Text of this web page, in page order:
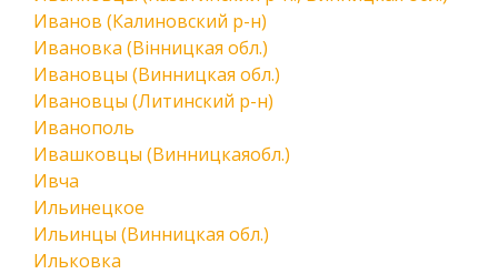
Иванов (Калиновский р-н)
Ивановка (Вінницкая обл.)
Ивановцы (Винницкая обл.)
Ивановцы (Литинский р-н)
Иванополь
Ивашковцы (Винницкаяобл.)
Ивча
Ильинецкое
Ильинцы (Винницкая обл.)
Ильковка